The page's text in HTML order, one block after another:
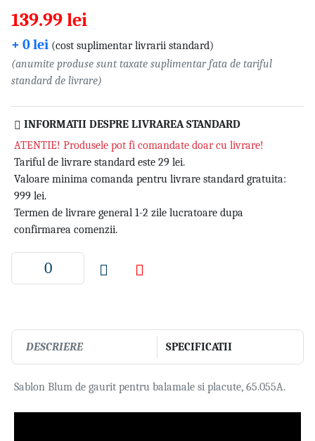
139.99 lei
+ 0 lei (cost suplimentar livrarii standard)
(anumite produse sunt taxate suplimentar fata de tariful
standard de livrare)
INFORMATII DESPRE LIVRAREA STANDARD
ATENTIE! Produsele pot fi comandate doar cu livrare!
Tariful de livrare standard este 29 lei.
Valoare minima comanda pentru livrare standard gratuita:
999 lei.
Termen de livrare general 1-2 zile lucratoare dupa
confirmarea comenzii.
DESCRIERE SPECIFICATII
Sablon Blum de gaurit pentru balamale si placute, 65.055A.